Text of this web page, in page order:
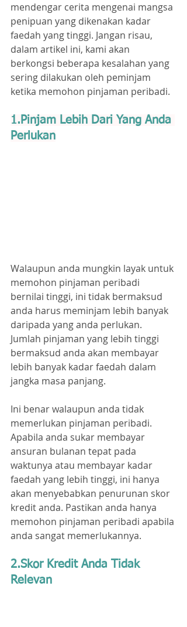
mendengar cerita mengenai mangsa
penipuan yang dikenakan kadar
faedah yang tinggi. Jangan risau,
dalam artikel ini, kami akan
berkongsi beberapa kesalahan yang
sering dilakukan oleh peminjam
ketika memohon pinjaman peribadi.
1.Pinjam Lebih Dari Yang Anda
Perlukan
Walaupun anda mungkin layak untuk
memohon pinjaman peribadi
bernilai tinggi, ini tidak bermaksud
anda harus meminjam lebih banyak
daripada yang anda perlukan.
Jumlah pinjaman yang lebih tinggi
bermaksud anda akan membayar
lebih banyak kadar faedah dalam
jangka masa panjang.
Ini benar walaupun anda tidak
memerlukan pinjaman peribadi.
Apabila anda sukar membayar
ansuran bulanan tepat pada
waktunya atau membayar kadar
faedah yang lebih tinggi, ini hanya
akan menyebabkan penurunan skor
kredit anda. Pastikan anda hanya
memohon pinjaman peribadi apabila
anda sangat memerlukannya.
2.Skor Kredit Anda Tidak
Relevan